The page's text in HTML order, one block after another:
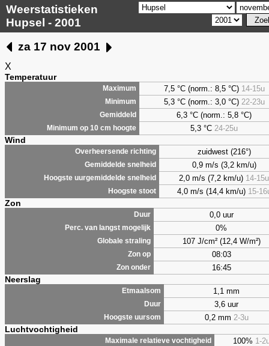
Weerstatistieken
Hupsel - 2001
za 17 nov 2001
X
Temperatuur
Maximum 7,5 °C (norm.: 8,5 °C) 14-15u
Minimum 5,3 °C (norm.: 3,0 °C) 22-23u
Gemiddeld 6,3 °C (norm.: 5,8 °C)
Minimum op 10 cm hoogte 5,3 °C 24-25u
Wind
Overheersende richting zuidwest (216°)
Gemiddelde snelheid 0,9 m/s (3,2 km/u)
Hoogste uurgemiddelde snelheid 2,0 m/s (7,2 km/u) 14-15u
Hoogste stoot 4,0 m/s (14,4 km/u) 15-
Zon
Duur 0,0 uur
Perc. van langst mogelijk 0%
Globale straling 107 J/cm² (12,4 W/m²)
Zon op 08:03
Zon onder 16:45
Neerslag
Etmaalsom 1,1 mm
Duur 3,6 uur
Hoogste uursom 0,2 mm 2-3u
Luchtvochtigheid
Maximale relatieve vochtigheid 100% 1-